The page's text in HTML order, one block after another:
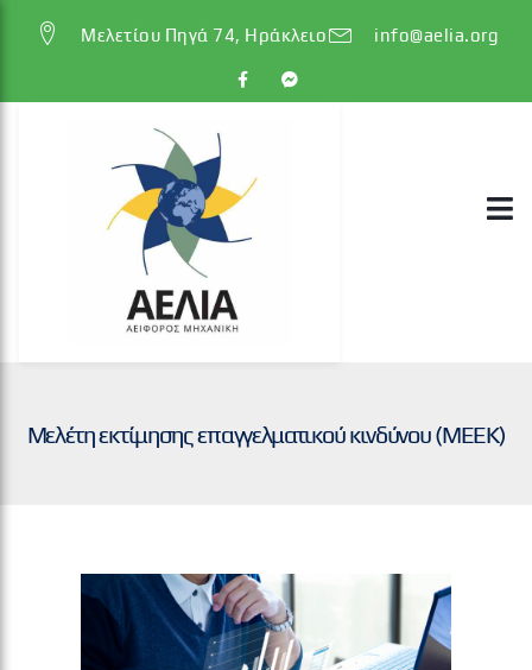
Μελετίου Πηγά 74, Ηράκλειο info@aelia.org
Μελέτη εκτίμησης επαγγελματικού κινδύνου (ΜΕΕΚ)